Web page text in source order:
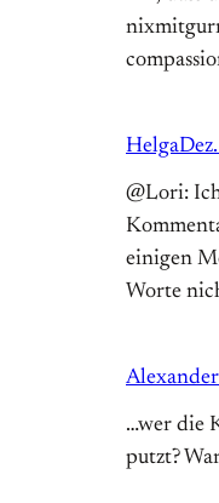
Helga
@Lori:
einigen
Worte
Alexander
…wer die
putzt?